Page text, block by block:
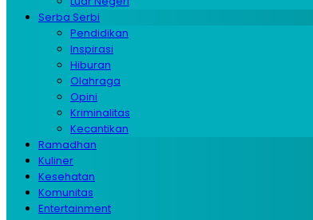
Serba Serbi
Pendidikan
Inspirasi
Hiburan
Olahraga
Opini
Kriminalitas
Kecantikan
Ramadhan
Kuliner
Kesehatan
Komunitas
Entertainment